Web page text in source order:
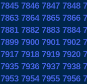
7845 7846 7847 7848
7863 7864 7865 7866
7881 7882 7883 7884
7899 7900 7901 7902
7917 7918 7919 7920
7935 7936 7937 7938
7953 7954 7955 7956